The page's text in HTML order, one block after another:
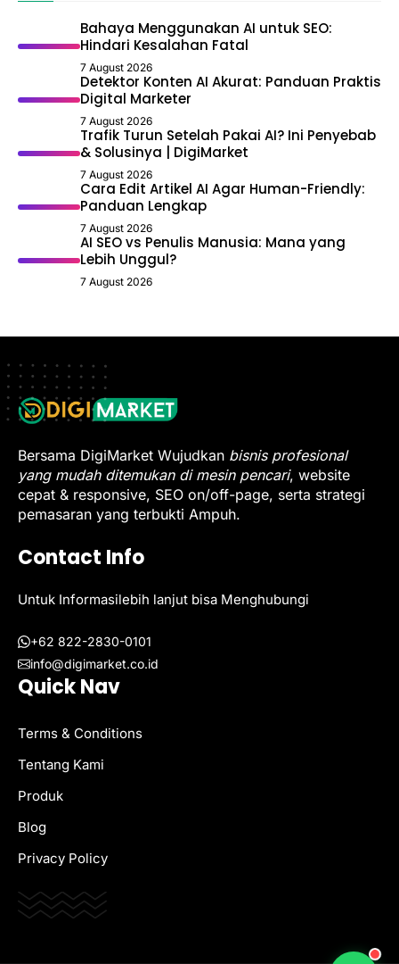
Bahaya Menggunakan AI untuk SEO:
Hindari Kesalahan Fatal
7 August 2026
Detektor Konten AI Akurat: Panduan Praktis
Digital Marketer
7 August 2026
Trafik Turun Setelah Pakai AI? Ini Penyebab
& Solusinya | DigiMarket
7 August 2026
Cara Edit Artikel AI Agar Human-Friendly:
Panduan Lengkap
7 August 2026
AI SEO vs Penulis Manusia: Mana yang
Lebih Unggul?
7 August 2026
Bersama DigiMarket Wujudkan bisnis profesional
yang mudah ditemukan di mesin pencari, website
cepat & responsive, SEO on/off-page, serta strategi
pemasaran yang terbukti Ampuh.
Contact Info
Untuk Informasilebih lanjut bisa Menghubungi
+62 822-2830-0101
info@digimarket.co.id
Quick Nav
Terms & Conditions
Tentang Kami
Produk
Blog
Privacy Policy